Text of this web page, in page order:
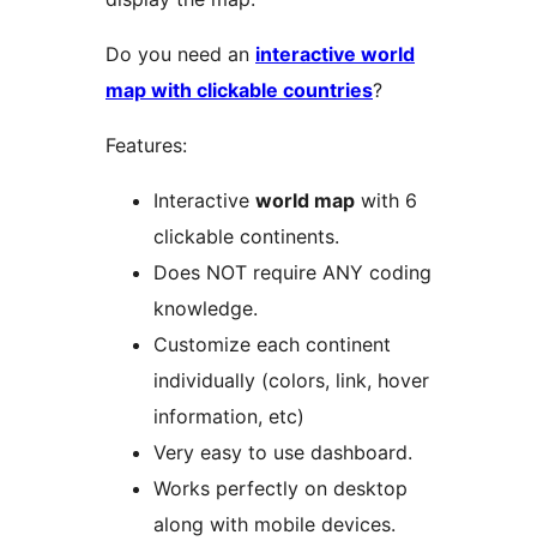
Do you need an interactive world
map with clickable countries?
Features:
Interactive world map with 6
clickable continents.
Does NOT require ANY coding
knowledge.
Customize each continent
individually (colors, link, hover
information, etc)
Very easy to use dashboard.
Works perfectly on desktop
along with mobile devices.